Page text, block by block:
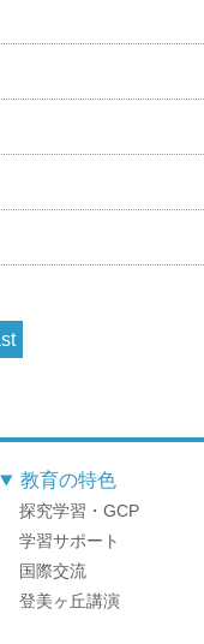
教育の特色
探究学習・GCP
学習サポート
国際交流
登美ヶ丘講演